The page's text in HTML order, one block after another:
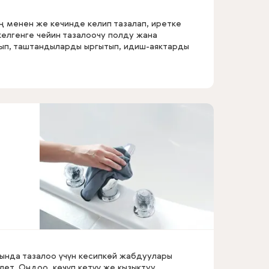
менен же кечинде келип тазалап, иретке
чейин тазалоочу полду жана
таштандыларды ыргытып, идиш-аяктарды
тазалоо үчүн кесипкөй жабдуулары